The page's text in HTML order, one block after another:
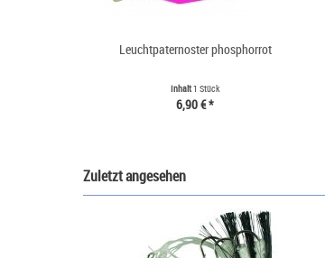
Leuchtpaternoster phosphorrot
Inhalt1 Stück
6,90 € *
Zuletzt angesehen